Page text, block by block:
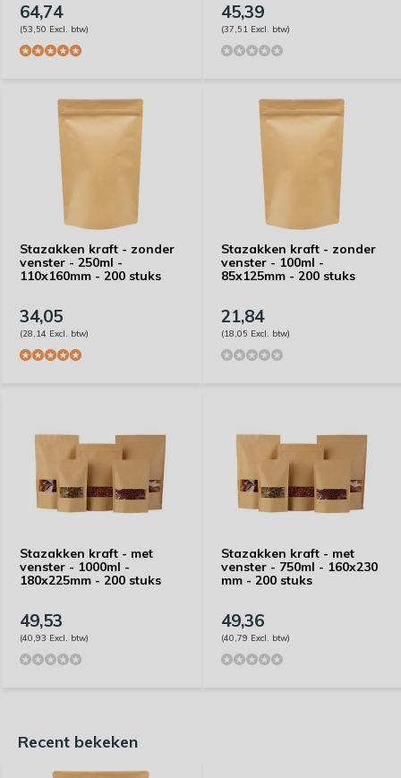
64,74
(53,50 Excl. btw)
45,39
(37,51 Excl. btw)
Stazakken kraft - zonder
venster - 250ml -
110x160mm - 200 stuks
34,05
(28,14 Excl. btw)
Stazakken kraft - zonder
venster - 100ml -
85x125mm - 200 stuks
21,84
(18,05 Excl. btw)
Stazakken kraft - met
venster - 1000ml -
180x225mm - 200 stuks
49,53
(40,93 Excl. btw)
Stazakken kraft - met
venster - 750ml - 160x230
mm - 200 stuks
49,36
(40,79 Excl. btw)
Recent bekeken